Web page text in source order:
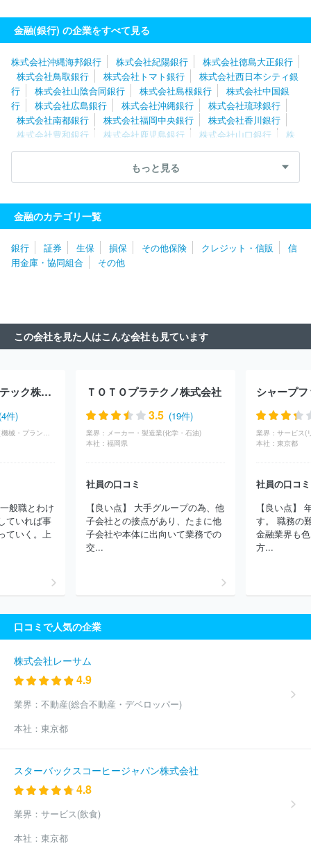
株式会社百五銀行
金融(銀行) の企業をすべて見る
株式会社沖縄海邦銀行 株式会社紀陽銀行
株式会社徳島大正銀行
株式会社鳥取銀行
株式会社トマト銀行
株式会社西日本シティ銀
行
株式会社山陰合同銀行 株式会社島根銀行
株式会社中国銀
行
株式会社広島銀行 株式会社沖縄銀行
株式会社琉球銀行
株式会社南都銀行
株式会社福岡中央銀行
株式会社香川銀行
株式会社豊和銀行
株式会社鹿児島銀行 株式会社山口銀行
株
式会社大分銀行
株式会社肥後銀行 株式会社南日本銀行
株式会
株式会社佐賀共栄銀行 株式会社四国銀行
株式会社
百十四銀行
行
株式会社宮崎銀行 株式会社高知銀行
株式会社りそな銀行
スルガ銀行株式会社
行
株式会社十六銀行 株式会社三重銀行
株式会社京都銀行
株式会社あいち銀行
株式会社滋賀銀行
会社群馬銀行
株式会社秋田銀行 株式会社北日本銀行
株式会社
みちのく銀行
株式会社青森みちのく銀行 株式会社岩手銀行
式会社山形銀行
株式会社福島銀行 株式会社北都銀行
株式会社
銀行
株式会社筑波銀行 株式会社武蔵野銀行 日本銀行
株式
会社三井住友銀行
株式会社みずほ銀行 株式会社イオン銀行
株
式会社千葉銀行
ＰａｙＰａｙ銀行株式会社 オリックス銀行株式会社
株式
三菱ＵＦＪ信託銀行株式会社
資産管理サー
式会社
住信ＳＢＩネット銀行株式会社
ａｕじぶん銀行株式会社
株式会社あおぞら銀行
株式会社ＳＢＩ新生銀行
株式会社大光銀
行
株式会社横浜銀行 株式会社清水銀行
株式会社ＳＭＢＣ信託
もっと見る
金融のカテゴリ一覧
銀行 証券 生保 損保 その他保険 クレジット・信販
信
用金庫・協同組合
その他
この会社を見た人はこんな会社も見ています
Ｄａｉｇａｓエネテック株式会社
件)
商社・卸(専門商社（機械・プラント）)
般職とわけ
ていれば事
ていく。上
ＴＯＴＯプラテクノ株式会社
3.5 (19件)
業界： メーカー・製造業(化学・石油)
本社： 福岡県
社員の口コミ
【良い点】 大手グループの為、他
子会社との接点があり、たまに他
子会社や本体に出向いて業務での
交...
業界： サービス(
本社： 東京都
社員の口コミ
【良い点】
す。 職務の
金融業界も
方...
口コミで人気の企業
株式会社レーサム
4.9
業界： 不動産(総合不動産・デベロッパー)
本社： 東京都
スターバックスコーヒージャパン株式会社
4.8
業界： サービス(飲食)
本社： 東京都